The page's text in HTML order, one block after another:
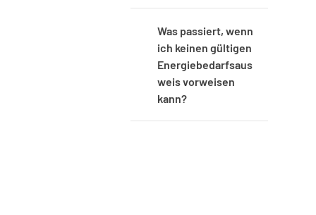
Was passiert, wenn
ich keinen gültigen
Energiebedarfsaus
weis vorweisen
kann?